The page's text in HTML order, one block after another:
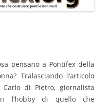
pensano a Pontifex della
Tralasciando l’articolo
di Pietro, giornalista
l’hobby di quello che